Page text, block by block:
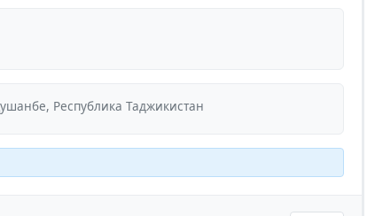
Республика Таджикистан